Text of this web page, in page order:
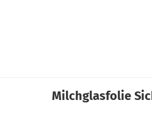
Milchglasfolie